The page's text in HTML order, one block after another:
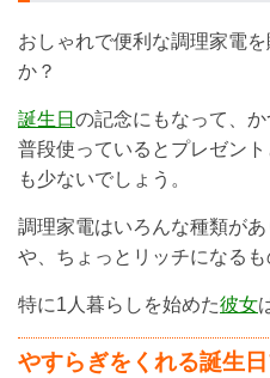
おしゃれで便利な調理家電
か？
誕生日 の記念にもなって、か
普段使っているとプレゼン
も少ないでしょう。
調理家電はいろんな種類が
や、ちょっとリッチになるも
特に1人暮らしを始めた彼女
やすらぎをくれる誕生